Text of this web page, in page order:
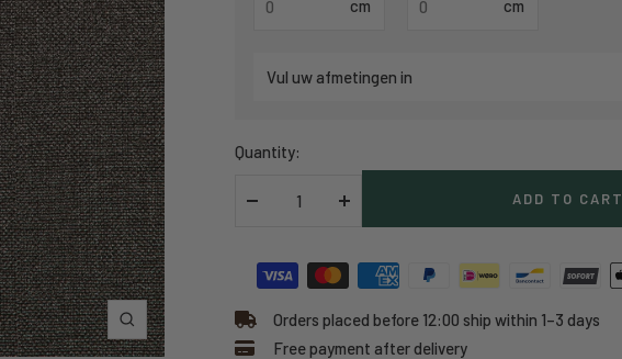
Zoom
cm cm
Vul uw afmetingen in
Quantity:
Decrease
ADD TO CART
Orders placed before 12:00 ship within 1–3 days
Free payment after delivery